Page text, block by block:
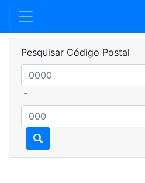
Pesquisar Código Postal
-